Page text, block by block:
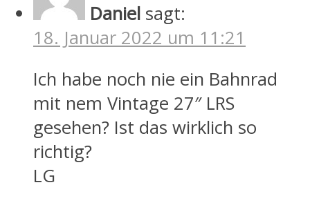
Daniel sagt:
18. Januar 2022 um 11:21
Ich habe noch nie ein Bahnrad
mit nem Vintage 27″ LRS
gesehen? Ist das wirklich so
richtig?
LG